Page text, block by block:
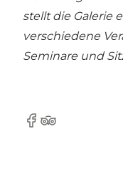
stellt die Galerie
verschiedene
Seminare und
Facebook
Tripadvisor